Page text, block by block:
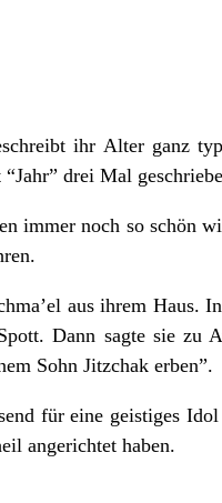
ihr Alter ganz
drei Mal
immer noch so schön
aus ihrem Haus.
Dann sagte sie zu
Sohn Jitzchak erben”.
für eine geistiges
angerichtet haben.